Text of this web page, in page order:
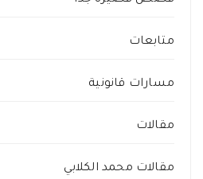
متابعات
مسارات قانونية
مقالات
مقالات محمد الكلابي